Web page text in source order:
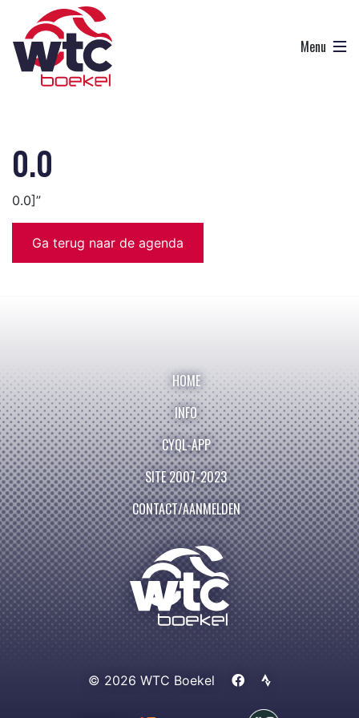
0.0
0.0]”
Ga terug naar de agenda
HOME
INFO
CYQL-APP
SITE 2007-2023
CONTACT/AANMELDEN
© 2026 WTC Boekel